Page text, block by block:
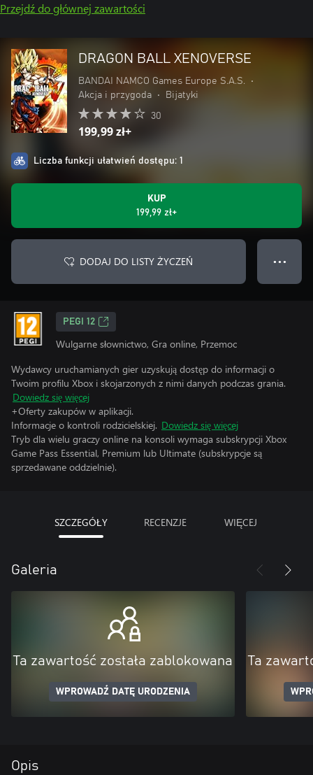
Przejdź do głównej zawartości
DRAGON BALL XENOVERSE
BANDAI NAMCO Games Europe S.A.S.
•
Akcja i przygoda
• Bijatyki
30
199,99 zł+
Liczba funkcji ułatwień dostępu: 1
KUP
199,99 zł+
DODAJ DO LISTY ŻYCZEŃ ● ● ●
PEGI 12
Wulgarne słownictwo, Gra online, Przemoc
Wydawcy uruchamianych gier uzyskują dostęp do informacji o
Twoim profilu Xbox i skojarzonych z nimi danych podczas grania.
Dowiedz się więcej
+Oferty zakupów w aplikacji.
Informacje o kontroli rodzicielskiej. Dowiedz się więcej
Tryb dla wielu graczy online na konsoli wymaga subskrypcji Xbox
Game Pass Essential, Premium lub Ultimate (subskrypcje są
sprzedawane oddzielnie).
SZCZEGÓŁY RECENZJE WIĘCEJ
Galeria
Ta zawartość została zablokowana
WPROWADŹ DATĘ URODZENIA
Ta
Opis